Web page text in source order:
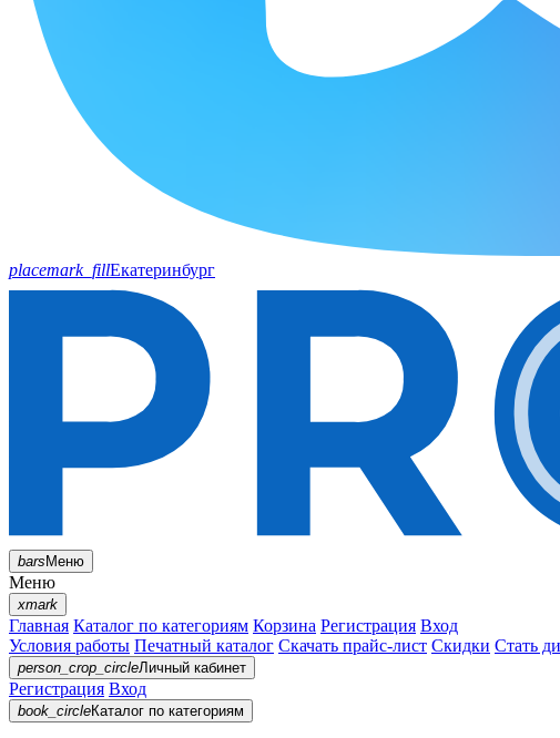
placemark_fillЕкатеринбург
barsМеню
Меню
xmark
Главная Каталог по категориям Корзина Регистрация Вход
Условия работы Печатный каталог Скачать прайс-лист Скидки Стать
person_crop_circleЛичный кабинет
Регистрация Вход
book_circleКаталог по категориям